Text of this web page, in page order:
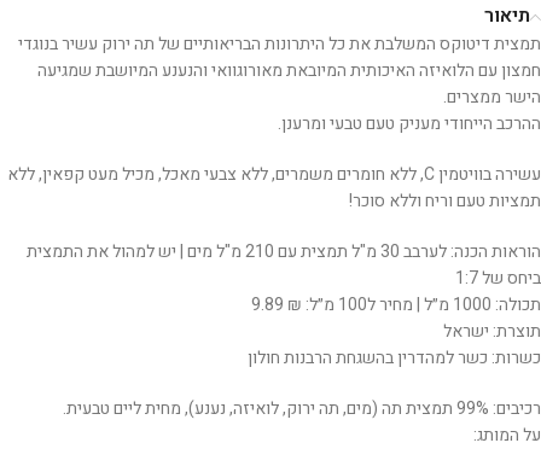
תיאור
תמצית דיטוקס המשלבת את כל היתרונות הבריאותיים של תה ירוק עשיר בנוגדי
חמצון עם הלואיזה האיכותית המיובאת מאורוגוואי והנענע המיושבת שמגיעה
הישר ממצרים.
ההרכב הייחודי מעניק טעם טבעי ומרענן.
עשירה בוויטמין C, ללא חומרים משמרים, ללא צבעי מאכל, מכיל מעט קפאין, ללא
תמציות טעם וריח וללא סוכר!
הוראות הכנה: לערבב 30 מ"ל תמצית עם 210 מ"ל מים | יש למהול את התמצית
ביחס של 1:7
תכולה: 1000 מ״ל | מחיר ל100 מ״ל: ₪ 9.89
תוצרת: ישראל
כשרות: כשר למהדרין בהשגחת הרבנות חולון
רכיבים: 99% תמצית תה (מים, תה ירוק, לואיזה, נענע), מחית ליים טבעית.
על המותג: